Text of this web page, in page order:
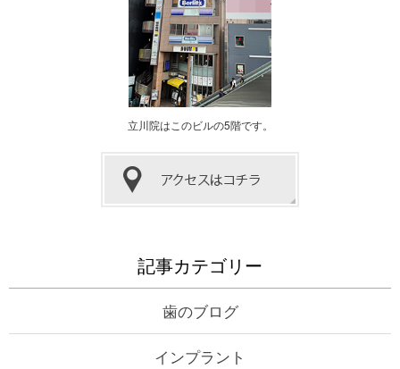
立川院はこのビルの5階です。
記事カテゴリー
歯のブログ
インプラント